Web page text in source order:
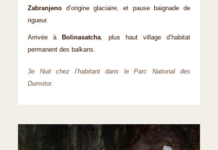
Zabranjeno d’origine glaciaire, et pause baignade de
rigueur.
Arrivée à Bolinasatcha, plus haut village d’habitat
permanent des balkans.
3e Nuit chez l’habitant dans le Parc National des
Durmitor.